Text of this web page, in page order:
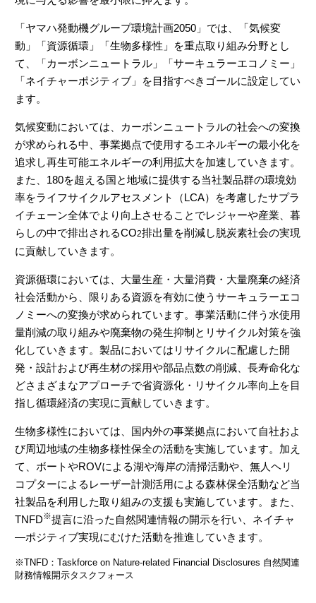
「ヤマハ発動機グループ環境計画2050」では、「気候変
動」「資源循環」「生物多様性」を重点取り組み分野とし
て、「カーボンニュートラル」「サーキュラーエコノミー」
「ネイチャーポジティブ」を目指すべきゴールに設定してい
ます。
気候変動においては、カーボンニュートラルの社会への変換
が求められる中、事業拠点で使用するエネルギーの最小化を
追求し再生可能エネルギーの利用拡大を加速していきます。
また、180を超える国と地域に提供する当社製品群の環境効
率をライフサイクルアセスメント（LCA）を考慮したサプラ
イチェーン全体でより向上させることでレジャーや産業、暮
らしの中で排出されるCO2排出量を削減し脱炭素社会の実現
に貢献していきます。
資源循環においては、大量生産・大量消費・大量廃棄の経済
社会活動から、限りある資源を有効に使うサーキュラーエコ
ノミーへの変換が求められています。事業活動に伴う水使用
量削減の取り組みや廃棄物の発生抑制とリサイクル対策を強
化していきます。製品においてはリサイクルに配慮した開
発・設計および再生材の採用や部品点数の削減、長寿命化な
どさまざまなアプローチで省資源化・リサイクル率向上を目
指し循環経済の実現に貢献していきます。
生物多様性においては、国内外の事業拠点において自社およ
び周辺地域の生物多様性保全の活動を実施しています。加え
て、ボートやROVによる湖や海岸の清掃活動や、無人ヘリ
コプターによるレーザー計測活用による森林保全活動など当
社製品を利用した取り組みの支援も実施しています。また、
TNFD※提言に沿った自然関連情報の開示を行い、ネイチャ
―ポジティブ実現にむけた活動を推進していきます。
※TNFD：Taskforce on Nature-related Financial Disclosures 自然関連
財務情報開示タスクフォース